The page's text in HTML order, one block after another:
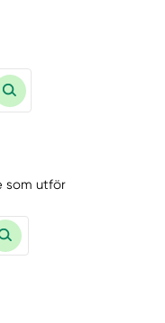
som utför